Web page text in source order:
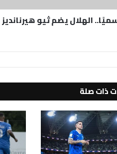
الهلال يضم ثيو هيرنانديز
ذات صلة